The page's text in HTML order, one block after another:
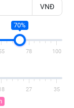
VNĐ
70%
78 100
27 35